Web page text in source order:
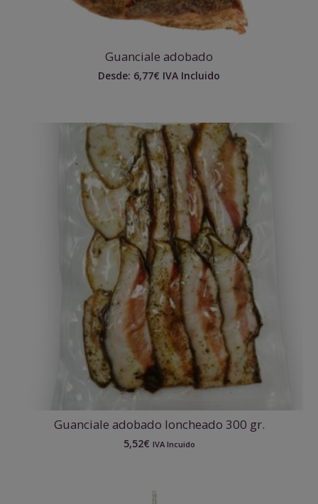
Guanciale adobado
Desde: 6,77€ IVA Incluido
Guanciale adobado loncheado 300 gr.
5,52€ IVA Incuido